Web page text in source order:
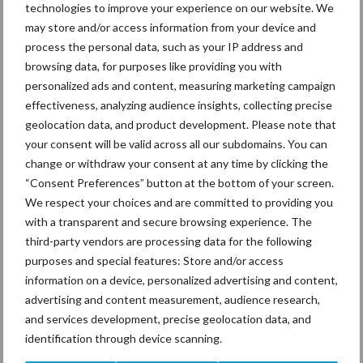
technologies to improve your experience on our website. We
may store and/or access information from your device and
process the personal data, such as your IP address and
browsing data, for purposes like providing you with
personalized ads and content, measuring marketing campaign
effectiveness, analyzing audience insights, collecting precise
geolocation data, and product development. Please note that
your consent will be valid across all our subdomains. You can
change or withdraw your consent at any time by clicking the
“Consent Preferences” button at the bottom of your screen.
We respect your choices and are committed to providing you
with a transparent and secure browsing experience. The
third-party vendors are processing data for the following
purposes and special features: Store and/or access
information on a device, personalized advertising and content,
advertising and content measurement, audience research,
and services development, precise geolocation data, and
identification through device scanning.
el”
Groot Zevert
uit het
Gelderse
Beltrum is geen doorsnee loon- en grondverzetbedrijf. In hun
Groene Mineralen Centrale wordt biogas geproduceerd van
drijfmest. Het restproduct komt in de agrarische sector terug als
Groene Weide ...Lees meer
Uren op
de teller:
Vervaet
Hydro
31 oktober 2025